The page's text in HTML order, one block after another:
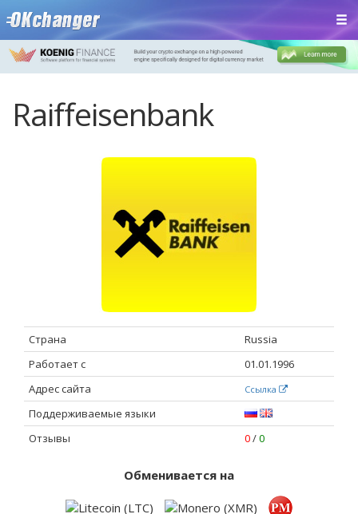
Raiffeisenbank
Страна
Russia
Работает с
01.01.1996
Адрес сайта
Ссылка
Поддерживаемые языки
Отзывы
0/0
Обменивается на